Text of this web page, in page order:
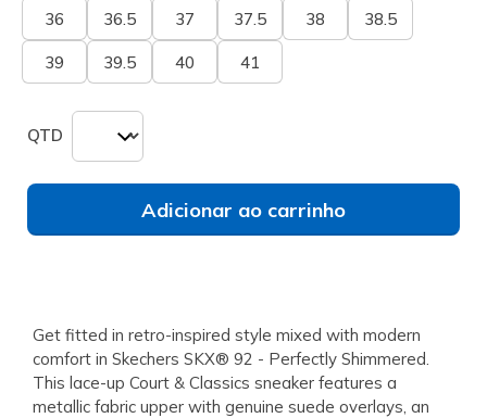
36 36.5 37 37.5 38 38.5
39 39.5 40 41
QTD
Adicionar ao carrinho
Get fitted in retro-inspired style mixed with modern
comfort in Skechers SKX® 92 - Perfectly Shimmered.
This lace-up Court & Classics sneaker features a
metallic fabric upper with genuine suede overlays, an